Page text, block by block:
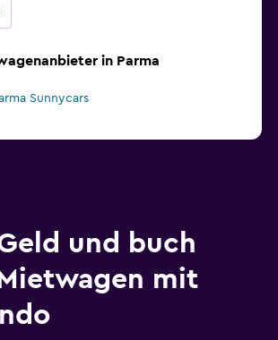
in Parma
Sunnycars
und buch
mit